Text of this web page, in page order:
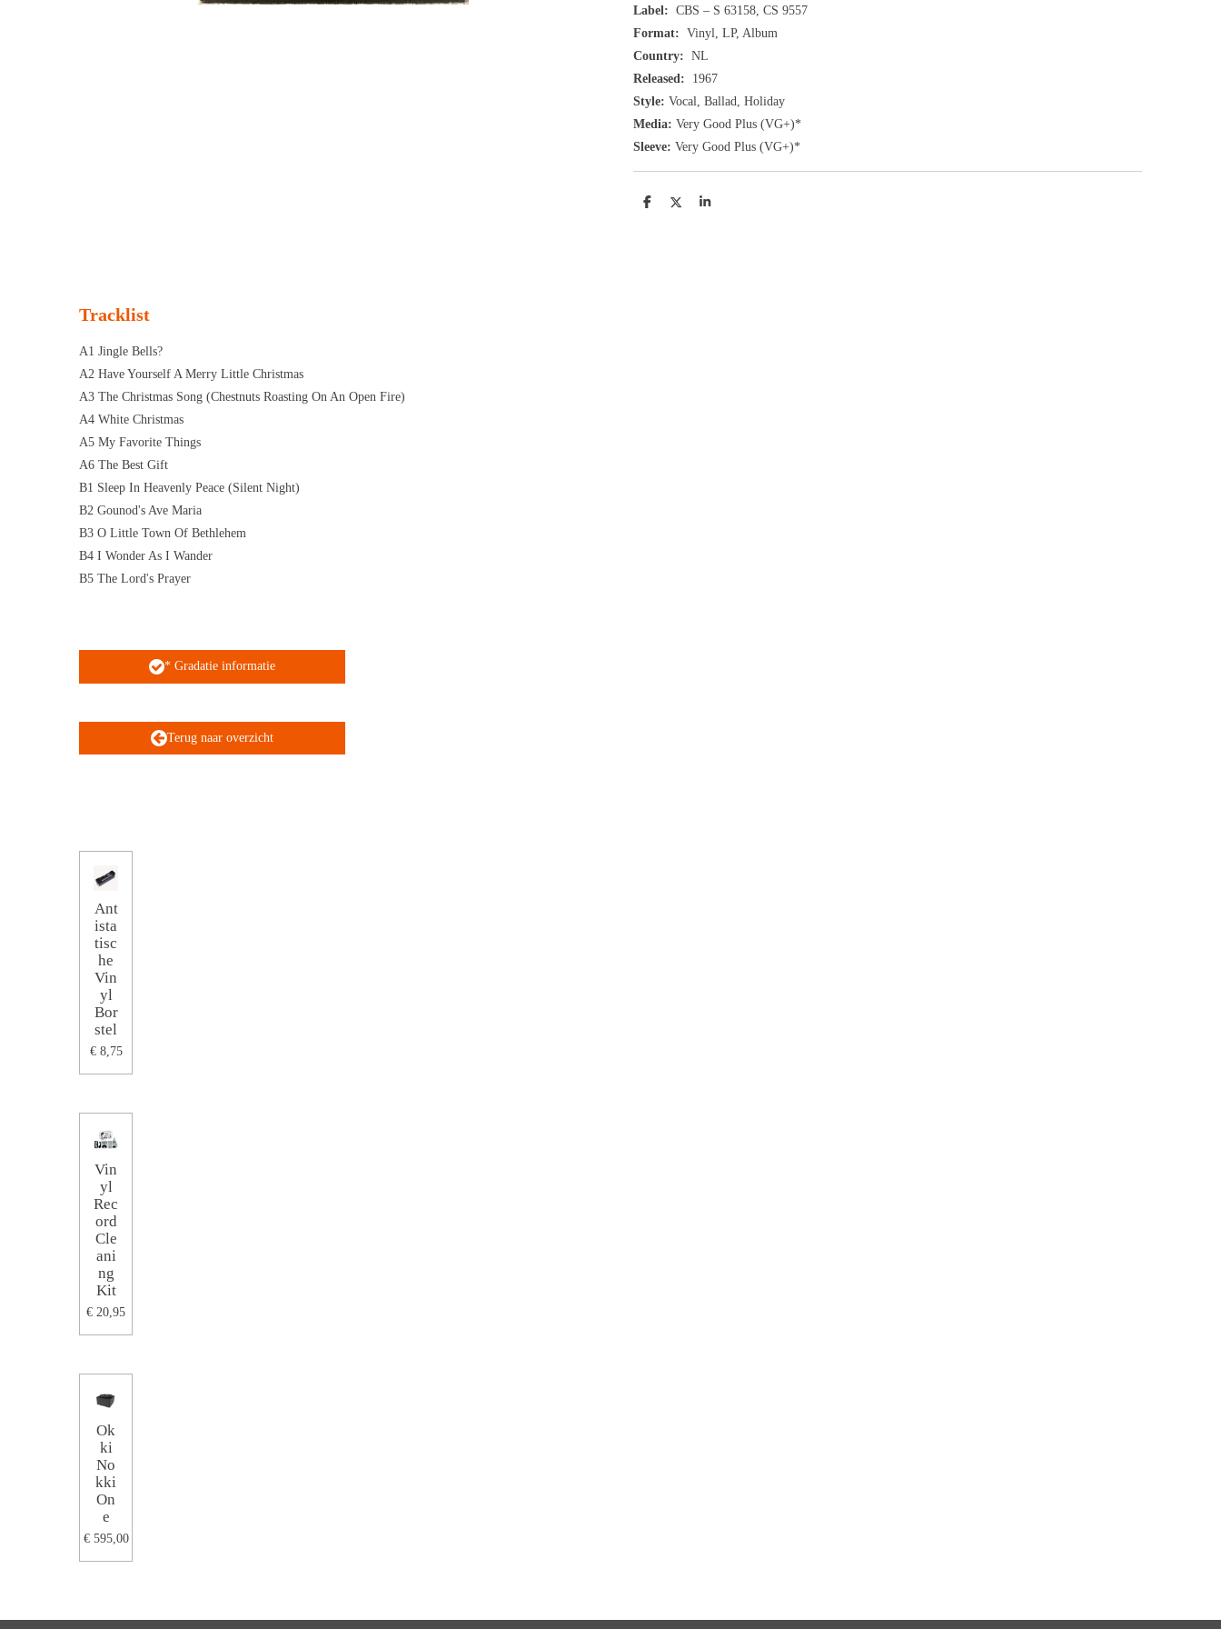
Label: CBS ‎– S 63158, CS 9557
Format: Vinyl, LP, Album
Country: NL
Released: 1967
Style: Vocal, Ballad, Holiday
Media: Very Good Plus (VG+)*
Sleeve: Very Good Plus (VG+)*
D
D
S
Tracklist
A1 Jingle Bells?
A2 Have Yourself A Merry Little Christmas
A3 The Christmas Song (Chestnuts Roasting On An Open Fire)
A4 White Christmas
A5 My Favorite Things
A6 The Best Gift
B1 Sleep In Heavenly Peace (Silent Night)
B2 Gounod's Ave Maria
B3 O Little Town Of Bethlehem
B4 I Wonder As I Wander
B5 The Lord's Prayer
* Gradatie informatie
Terug naar overzicht
Ant
ista
tisc
he
Vin
yl
Bor
stel
€ 8,75
Vin
yl
Rec
ord
Cle
ani
ng
Kit
€ 20,95
Ok
ki
No
kki
On
e
€ 595,00